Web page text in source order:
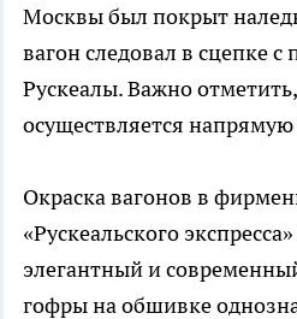
Москвы был покрыт
вагон следовал в сцепке
Рускеалы. Важно
осуществляется
Окраска вагонов в
«Рускеальского
элегантный и
гофры на обшивке